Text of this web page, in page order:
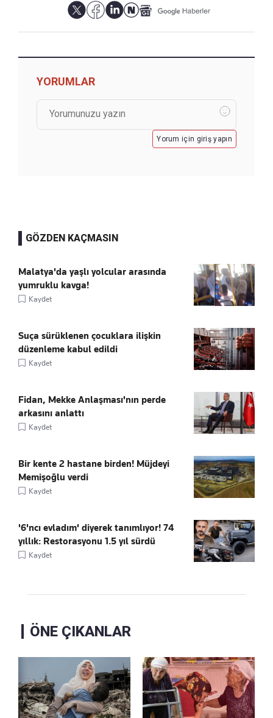
YORUMLAR
Yorum için giriş yapın
GÖZDEN KAÇMASIN
Malatya'da yaşlı yolcular arasında
yumruklu kavga!
Kaydet
Suça sürüklenen çocuklara ilişkin
düzenleme kabul edildi
Kaydet
Fidan, Mekke Anlaşması'nın perde
arkasını anlattı
Kaydet
Bir kente 2 hastane birden! Müjdeyi
Memişoğlu verdi
Kaydet
'6'ncı evladım' diyerek tanımlıyor! 74
yıllık: Restorasyonu 1.5 yıl sürdü
Kaydet
ÖNE ÇIKANLAR